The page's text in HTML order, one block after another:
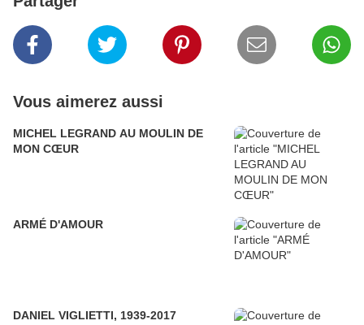
Vous aimerez aussi
MICHEL LEGRAND AU MOULIN DE
MON CŒUR
ARMÉ D'AMOUR
DANIEL VIGLIETTI, 1939-2017